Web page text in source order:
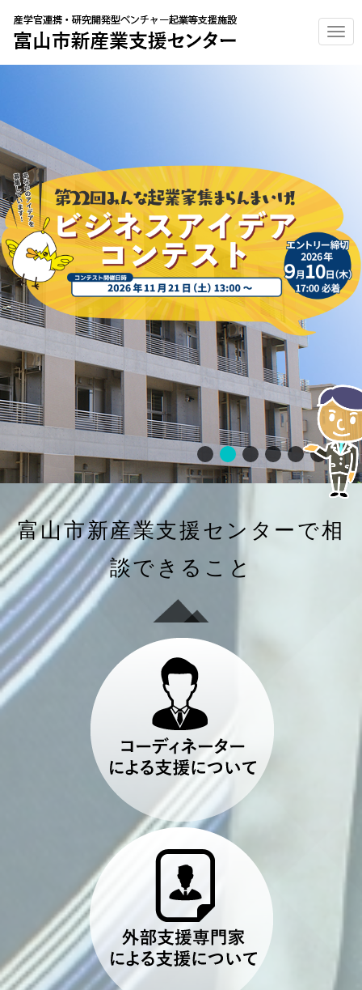
富山市新産業支援センターで相
談できること